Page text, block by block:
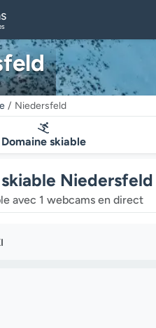
Niedersfeld
Domaine skiable
Niedersfeld
avec 1 webcams en direct